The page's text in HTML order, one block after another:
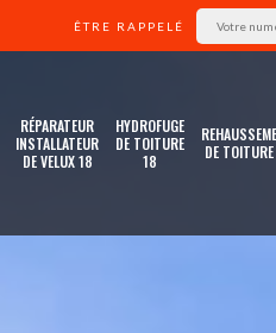
ÊTRE RAPPELÉ
RÉPARATEUR
INSTALLATEUR
DE VELUX 18
HYDROFUGE
DE TOITURE
18
DE